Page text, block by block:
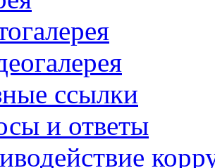
ссылки
и ответы